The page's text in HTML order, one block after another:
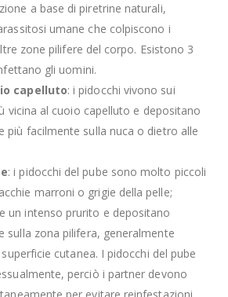
a base di piretrine naturali,
umane che colpiscono i
zone pilifere del corpo. Esistono 3
gli uomini.
capelluto: i pidocchi vivono sui
vicina al cuoio capelluto e depositano
più facilmente sulla nuca o dietro alle
: i pidocchi del pube sono molto piccoli
marroni o grigie della pelle;
un intenso prurito e depositano
sulla zona pilifera, generalmente
cutanea. I pidocchi del pube
perciò i partner devono